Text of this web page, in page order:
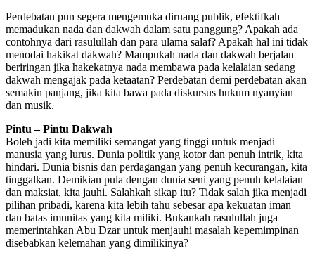
Perdebatan pun segera mengemuka diruang publik, efektifkah
memadukan nada dan dakwah dalam satu panggung? Apakah ada
contohnya dari rasulullah dan para ulama salaf? Apakah hal ini tidak
menodai hakikat dakwah? Mampukah nada dan dakwah berjalan
beriringan jika hakekatnya nada membawa pada kelalaian sedang
dakwah mengajak pada ketaatan? Perdebatan demi perdebatan akan
semakin panjang, jika kita bawa pada diskursus hukum nyanyian
dan musik.
Pintu – Pintu Dakwah
Boleh jadi kita memiliki semangat yang tinggi untuk menjadi
manusia yang lurus. Dunia politik yang kotor dan penuh intrik, kita
hindari. Dunia bisnis dan perdagangan yang penuh kecurangan, kita
tinggalkan. Demikian pula dengan dunia seni yang penuh kelalaian
dan maksiat, kita jauhi. Salahkah sikap itu? Tidak salah jika menjadi
pilihan pribadi, karena kita lebih tahu sebesar apa kekuatan iman
dan batas imunitas yang kita miliki. Bukankah rasulullah juga
memerintahkan Abu Dzar untuk menjauhi masalah kepemimpinan
disebabkan kelemahan yang dimilikinya?